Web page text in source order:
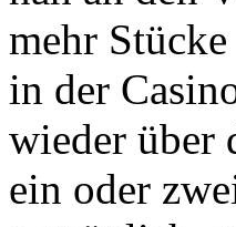
mehr
in der
wieder über
ein oder